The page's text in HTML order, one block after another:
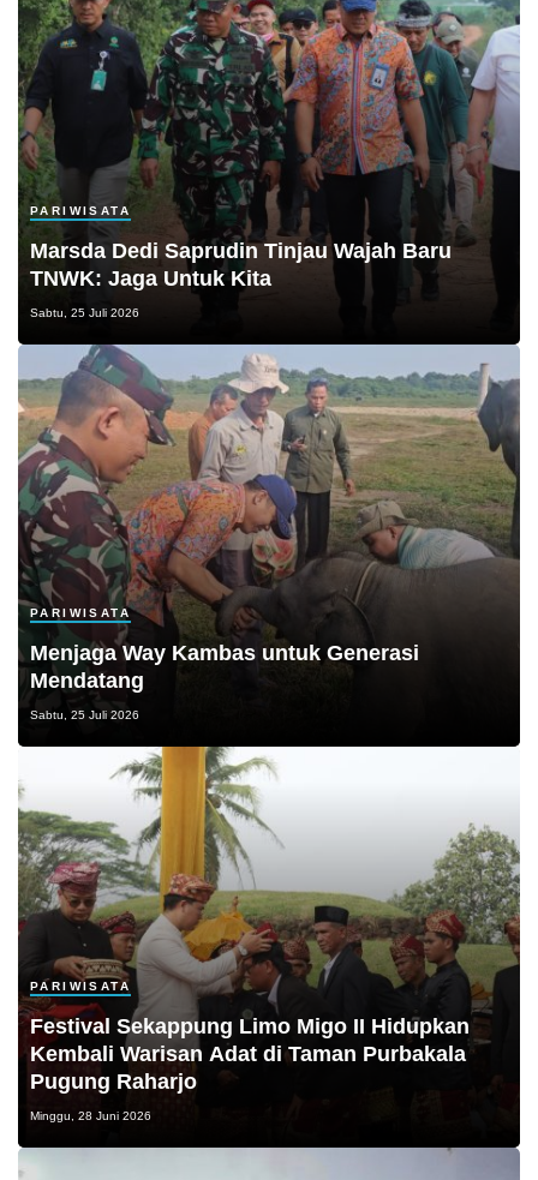
PARIWISATA
Marsda Dedi Saprudin Tinjau Wajah Baru
TNWK: Jaga Untuk Kita
Sabtu, 25 Juli 2026
PARIWISATA
Menjaga Way Kambas untuk Generasi
Mendatang
Sabtu, 25 Juli 2026
PARIWISATA
Festival Sekappung Limo Migo II Hidupkan
Kembali Warisan Adat di Taman Purbakala
Pugung Raharjo
Minggu, 28 Juni 2026